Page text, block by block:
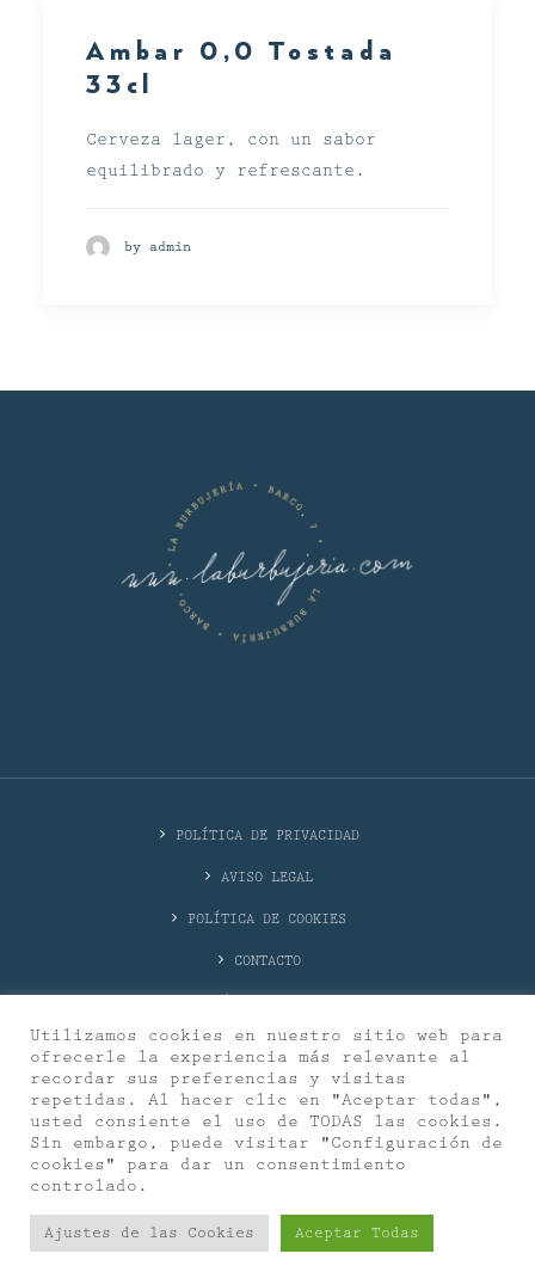
Ambar 0,0 Tostada
33cl
Cerveza lager, con un sabor
equilibrado y refrescante.
by admin
POLÍTICA DE PRIVACIDAD
AVISO LEGAL
POLÍTICA DE COOKIES
CONTACTO
© 2026 La Burbujería. All rights reserved
Utilizamos cookies en nuestro sitio web para
ofrecerle la experiencia más relevante al
recordar sus preferencias y visitas
repetidas. Al hacer clic en "Aceptar todas",
usted consiente el uso de TODAS las cookies.
Sin embargo, puede visitar "Configuración de
cookies" para dar un consentimiento
controlado.
Ajustes de las Cookies Aceptar Todas